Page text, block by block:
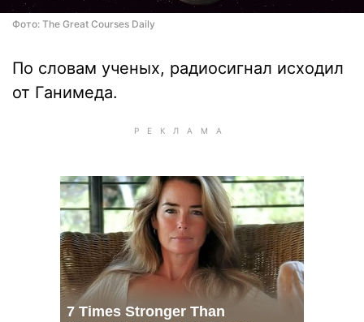
Фото: The Great Courses Daily
По словам ученых, радиосигнал исходил
от Ганимеда.